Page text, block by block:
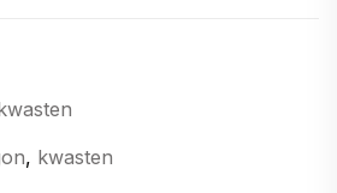
, kwasten